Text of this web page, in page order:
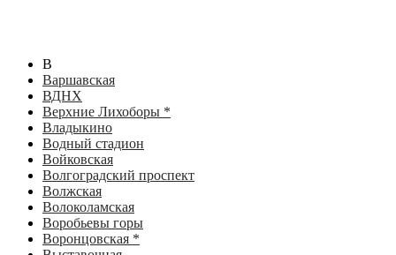
В
Варшавская
ВДНХ
Верхние Лихоборы *
Владыкино
Водный стадион
Войковская
Волгоградский проспект
Волжская
Волоколамская
Воробьевы горы
Воронцовская *